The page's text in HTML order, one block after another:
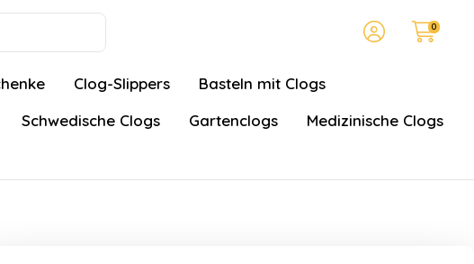
0
Clog-Slippers
Basteln mit Clogs
Schwedische Clogs Gartenclogs
Medizinische Clogs